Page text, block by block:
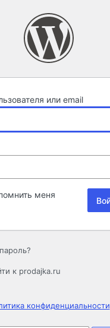
или email
меня
к prodajka.ru
конфиденциальности